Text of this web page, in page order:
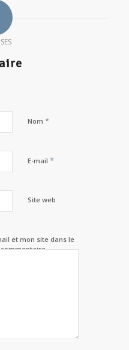
Nom *
E-mail *
Site web
et mon site dans le